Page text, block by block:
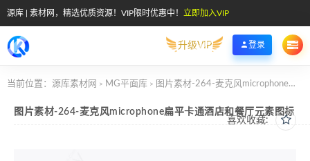
源库 | 素材网，精选优质资源！VIP限时优惠中！ 立即加入VIP
升级VIP 登录
当前位置： 源库素材网 > MG平面库 > 图片素材-264-麦克风microphone扁平卡通酒店和餐厅元素图标
喜欢收藏:
图片素材-264-麦克风microphone扁平卡通酒店和餐厅元素图标